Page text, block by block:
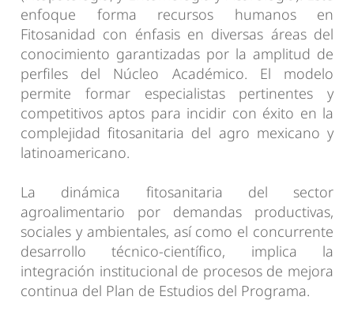
enfoque forma recursos humanos en
Fitosanidad con énfasis en diversas áreas del
conocimiento garantizadas por la amplitud de
perfiles del Núcleo Académico. El modelo
permite formar especialistas pertinentes y
competitivos aptos para incidir con éxito en la
complejidad fitosanitaria del agro mexicano y
latinoamericano.
La dinámica fitosanitaria del sector
agroalimentario por demandas productivas,
sociales y ambientales, así como el concurrente
desarrollo técnico-científico, implica la
integración institucional de procesos de mejora
continua del Plan de Estudios del Programa.